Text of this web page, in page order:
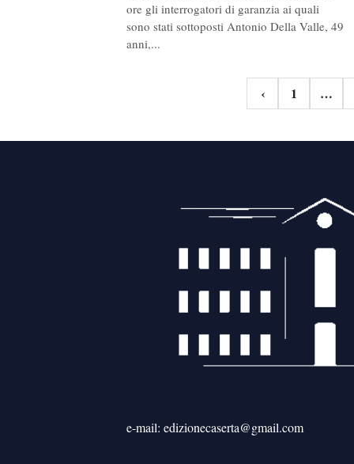
ore gli interrogatori di garanzia ai quali
sono stati sottoposti Antonio Della Valle, 49
anni,...
Navigazione
articoli
‹ 1 …
e-mail: edizionecaserta@gmail.com